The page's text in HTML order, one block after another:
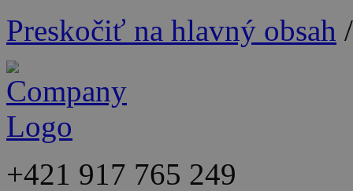
Preskočiť na hlavný obsah
+421 917 765 249